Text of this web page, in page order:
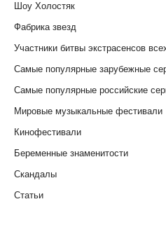
Шоу Холостяк
Фабрика звезд
Участники битвы экстрасенсов
Самые популярные зарубежные
Самые популярные российские
Мировые музыкальные фестивали
Кинофестивали
Беременные знаменитости
Скандалы
Статьи